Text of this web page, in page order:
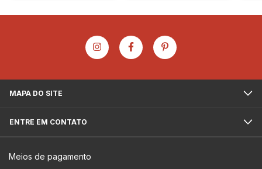
MAPA DO SITE
ENTRE EM CONTATO
Meios de pagamento